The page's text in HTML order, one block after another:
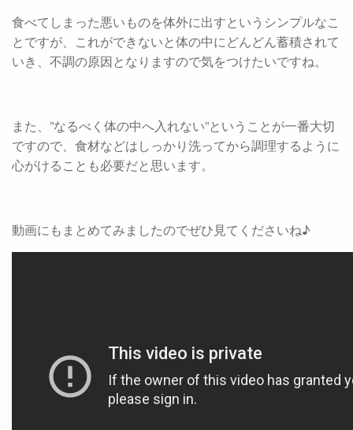
食べてしまった悪いものを体外に出すというシンプルなこ
とですが、これができないと体の中にどんどん蓄積されて
いき、不調の原因となりますので気をつけたいですね。
また、”なるべく体の中へ入れない”ということが一番大切
ですので、食材などはしっかり洗ってから調理するように
心がけることも必要だと思います。
動画にもまとめてみましたのでぜひ見てくださいね♪